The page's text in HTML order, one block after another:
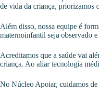
de vida da criança, priorizamos
Além disso, nossa equipe é
maternoinfantil seja observado
Acreditamos que a saúde vai
criança. Ao aliar tecnologia
No Núcleo Apoiar, cuidamos de